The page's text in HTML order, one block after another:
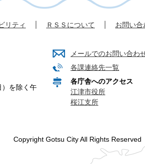
リティ ＲＳＳについて お問い合
）を除く午
メールでのお問い合わ
各課連絡先一覧
各庁舎へのアクセス
江津市役所
桜江支所
Copyright Gotsu City All Rights Reserved